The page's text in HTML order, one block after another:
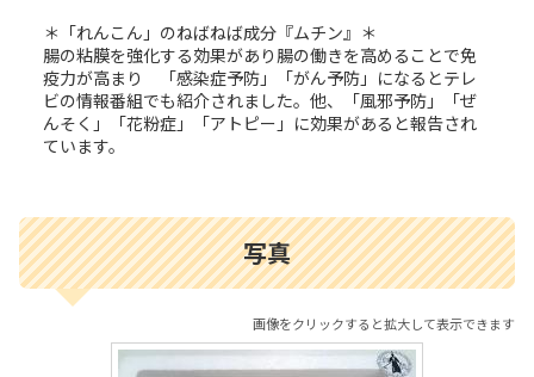
＊「れんこん」のねばねば成分『ムチン』＊
腸の粘膜を強化する効果があり腸の働きを高めることで免
疫力が高まり 「感染症予防」「がん予防」になるとテレ
ビの情報番組でも紹介されました。他、「風邪予防」「ぜ
んそく」「花粉症」「アトピー」に効果があると報告され
ています。
写真
画像をクリックすると拡大して表示できます